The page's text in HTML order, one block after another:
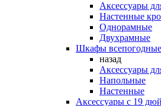
Аксессуары
Настенные
Однорамные
Двухрамные
Шкафы всепогодные
назад
Аксессуары
Напольные
Настенные
Аксессуары с 19